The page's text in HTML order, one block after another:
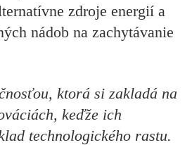
zdroje energií a
nádob na zachytávanie
ktorá si zakladá na
keďže ich
technologického rastu.